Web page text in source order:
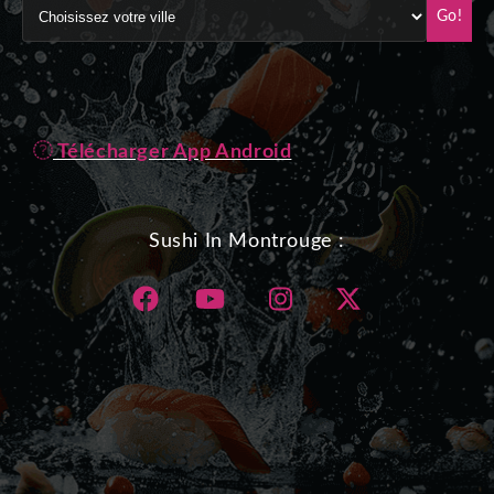
Go!
Télécharger App Android
Sushi In Montrouge :